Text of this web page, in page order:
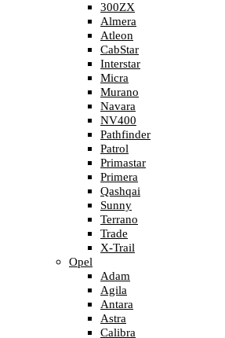
300ZX
Almera
Atleon
CabStar
Interstar
Micra
Murano
Navara
NV400
Pathfinder
Patrol
Primastar
Primera
Qashqai
Sunny
Terrano
Trade
X-Trail
Opel
Adam
Agila
Antara
Astra
Calibra